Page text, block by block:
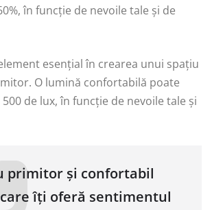
în funcție de nevoile tale și de
esențial în crearea unui spațiu
O lumină confortabilă poate
de lux, în funcție de nevoile tale și
primitor și confortabil
îți oferă sentimentul